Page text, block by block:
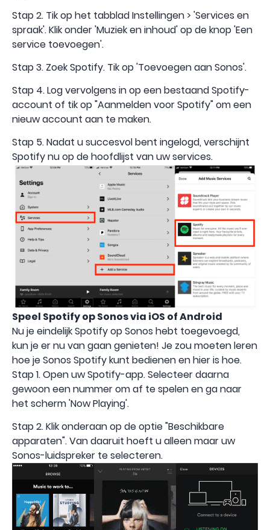
Stap 2. Tik op het tabblad Instellingen > 'Services en
spraak'. Klik onder 'Muziek en inhoud' op de knop 'Een
service toevoegen'.
Stap 3. Zoek Spotify. Tik op 'Toevoegen aan Sonos'.
Stap 4. Log vervolgens in op een bestaand Spotify-
account of tik op "Aanmelden voor Spotify" om een ​​
nieuw account aan te maken.
Stap 5. Nadat u succesvol bent ingelogd, verschijnt
Spotify nu op de hoofdlijst van uw services.
Speel Spotify op Sonos via iOS of Android
Nu je eindelijk Spotify op Sonos hebt toegevoegd,
kun je er nu van gaan genieten! Je zou moeten leren
hoe je Sonos Spotify kunt bedienen en hier is hoe.
Stap 1. Open uw Spotify-app. Selecteer daarna
gewoon een nummer om af te spelen en ga naar
het scherm 'Now Playing'.
Stap 2. Klik onderaan op de optie "Beschikbare
apparaten". Van daaruit hoeft u alleen maar uw
Sonos-luidspreker te selecteren.